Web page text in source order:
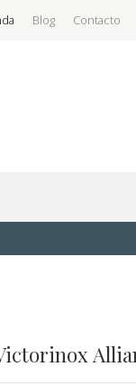
Blog Contacto